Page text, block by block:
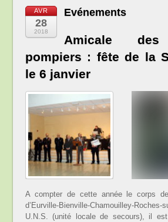
AVR
28
2018
Evénements
Amicale des
pompiers : fête de la
le 6 janvier
A compter de cette année le corps
d’Eurville-Bienville-Chamouilley-Roches-
U.N.S. (unité locale de secours), il